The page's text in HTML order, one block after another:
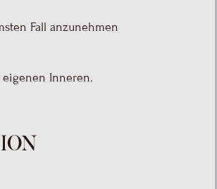
Fall anzunehmen
eigenen Inneren.